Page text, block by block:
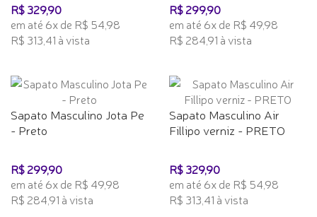
R$ 329,90
em até 6x de R$ 54,98
R$ 313,41 à vista
R$ 299,90
em até 6x de R$ 49,98
R$ 284,91 à vista
Sapato Masculino Jota Pe
- Preto
R$ 299,90
em até 6x de R$ 49,98
R$ 284,91 à vista
Sapato Masculino Air
Fillipo verniz - PRETO
R$ 329,90
em até 6x de R$ 54,98
R$ 313,41 à vista